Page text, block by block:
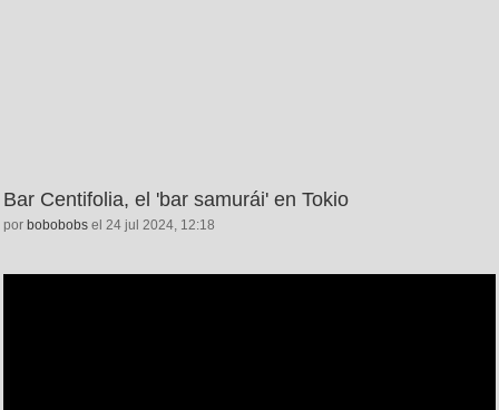
Bar Centifolia, el 'bar samurái' en Tokio
por bobobobs el 24 jul 2024, 12:18